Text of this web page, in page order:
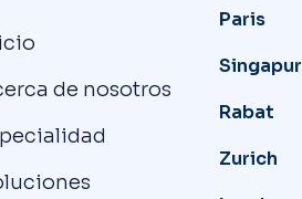
de nosotros
Paris
Singapur
Rabat
Zurich